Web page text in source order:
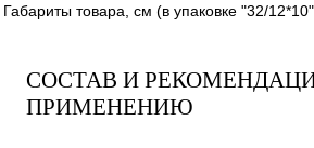
Габариты товара, см (в упаковке "32/
СОСТАВ И
ПРИМЕНЕНИЮ